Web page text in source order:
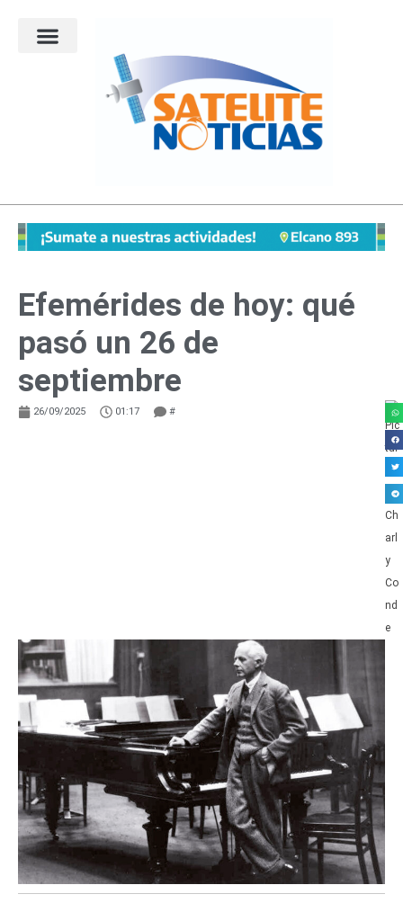
Efemérides de hoy: qué
pasó un 26 de
septiembre
26/09/2025 01:17 #